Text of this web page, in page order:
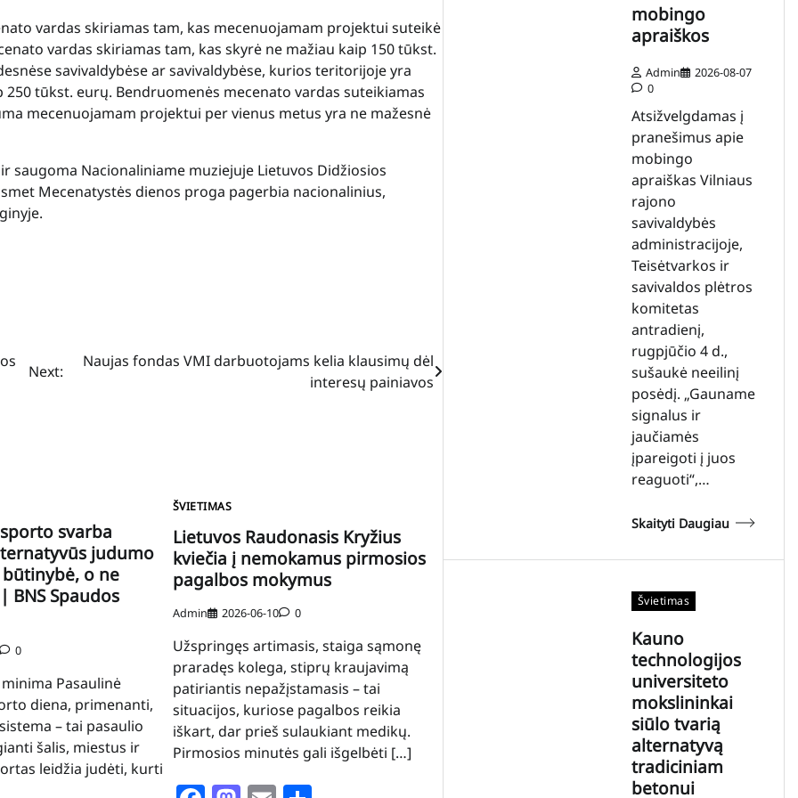
vardas skiriamas tam, kas mecenuojamam projektui suteikė
vardas skiriamas tam, kas skyrė ne mažiau kaip 150 tūkst.
savivaldybėse ar savivaldybėse, kurios teritorijoje yra
tūkst. eurų. Bendruomenės mecenato vardas suteikiamas
mecenuojamam projektui per vienus metus yra ne mažesnė
Nacionaliniame muziejuje Lietuvos Didžiosios
Mecenatystės dienos proga pagerbia nacionalinius,
Next:
Naujas fondas VMI darbuotojams kelia klausimų dėl
interesų painiavos
svarba
judumo
o ne
BNS Spaudos
0
Pasaulinė
diena, primenanti,
– tai pasaulio
šalis, miestus ir
leidžia judėti, kurti
ŠVIETIMAS
Lietuvos Raudonasis Kryžius
kviečia į nemokamus pirmosios
pagalbos mokymus
Admin 2026-06-10 0
Užspringęs artimasis, staiga sąmonę
praradęs kolega, stiprų kraujavimą
patiriantis nepažįstamasis – tai
situacijos, kuriose pagalbos reikia
iškart, dar prieš sulaukiant medikų.
Pirmosios minutės gali išgelbėti […]
mobingo
apraiškos
Admin
2026-08-07
0
Atsižvelgdamas į
pranešimus apie
mobingo
apraiškas Vilniaus
rajono
savivaldybės
administracijoje,
Teisėtvarkos ir
savivaldos plėtros
komitetas
antradienį,
rugpjūčio 4 d.,
sušaukė neeilinį
posėdį. „Gauname
signalus ir
jaučiamės
įpareigoti į juos
reaguoti“,…
Skaityti Daugiau
Švietimas
Kauno
technologijos
universiteto
mokslininkai
siūlo tvarią
alternatyvą
tradiciniam
betonui